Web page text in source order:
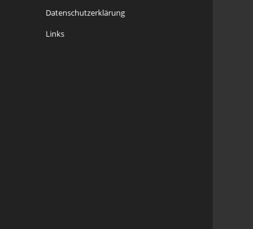
Datenschutzerklärung
Links